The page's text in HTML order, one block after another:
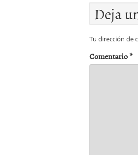
Deja
Tu dirección de
Comentario*